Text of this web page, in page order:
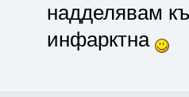
надделявам
инфарктна